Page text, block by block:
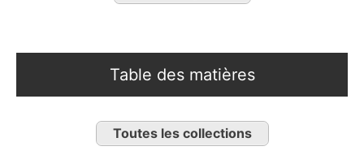
Table des matières
Toutes les collections